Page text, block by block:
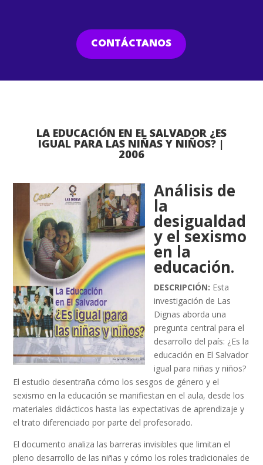
CONTÁCTANOS
LA EDUCACIÓN EN EL SALVADOR ¿ES
IGUAL PARA LAS NIÑAS Y NIÑOS? |
2006
Análisis de
la
desigualdad
y el sexismo
en la
educación.
DESCRIPCIÓN: Esta
investigación de Las
Dignas aborda una
pregunta central para el
desarrollo del país: ¿Es la
educación en El Salvador
igual para niñas y niños?
El estudio desentraña cómo los sesgos de género y el
sexismo en la educación se manifiestan en el aula, desde los
materiales didácticos hasta las expectativas de aprendizaje y
el trato diferenciado por parte del profesorado.
El documento analiza las barreras invisibles que limitan el
pleno desarrollo de las niñas y cómo los roles tradicionales de